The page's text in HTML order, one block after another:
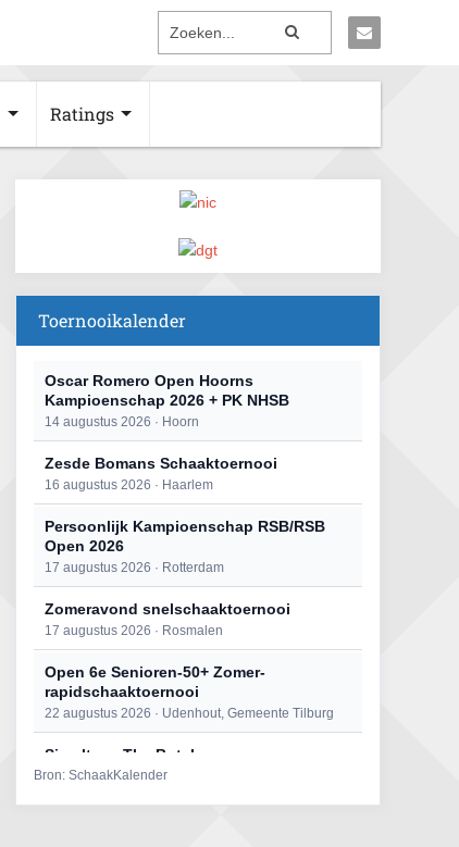
Ratings
Toernooikalender
Oscar Romero Open Hoorns
Kampioenschap 2026 + PK NHSB
14 augustus 2026 · Hoorn
Zesde Bomans Schaaktoernooi
16 augustus 2026 · Haarlem
Persoonlijk Kampioenschap RSB/RSB
Open 2026
17 augustus 2026 · Rotterdam
Zomeravond snelschaaktoernooi
17 augustus 2026 · Rosmalen
Open 6e Senioren-50+ Zomer-
rapidschaaktoernooi
22 augustus 2026 · Udenhout, Gemeente Tilburg
Simultaan The Butcher
22 augustus 2026 · Utrecht
Bron: SchaakKalender